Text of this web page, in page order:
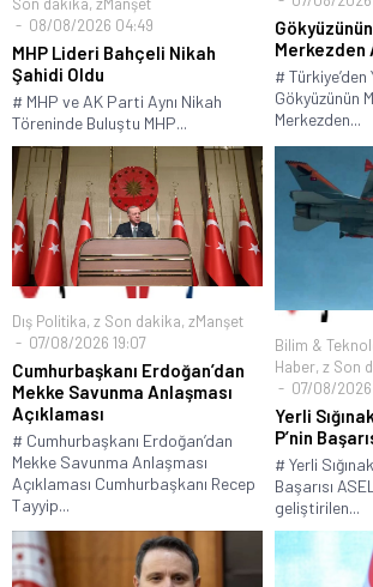
08/08/2026 04:49
MHP Lideri Bahçeli Nikah
Şahidi Oldu
# MHP ve AK Parti Aynı Nikah
Töreninde Buluştu MHP...
Merkezden
#
Gökyüzünün
Merkezden...
Dış Politika, z Son dakika, zManşet
07/08/2026 19:07
Cumhurbaşkanı Erdoğan’dan
Mekke Savunma Anlaşması
Açıklaması
# Cumhurbaşkanı Erdoğan’dan
Mekke Savunma Anlaşması
Açıklaması Cumhurbaşkanı Recep
Tayyip...
Bilim &
Haber, z Son
07/08/2026
Yerli
P’nin
# Yerli
Başarısı
geliştirilen...